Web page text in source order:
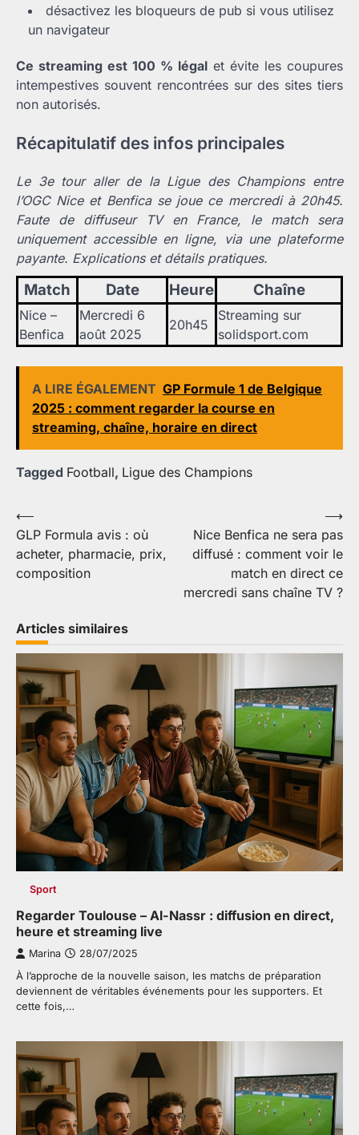
désactivez les bloqueurs de pub si vous utilisez
un navigateur
Ce streaming est 100 % légal et évite les coupures
intempestives souvent rencontrées sur des sites tiers
non autorisés.
Récapitulatif des infos principales
Le 3e tour aller de la Ligue des Champions entre
l’OGC Nice et Benfica se joue ce mercredi à 20h45.
Faute de diffuseur TV en France, le match sera
uniquement accessible en ligne, via une plateforme
payante. Explications et détails pratiques.
Match Date Heure Chaîne
Nice –
Benfica
Mercredi 6
août 2025
20h45
Streaming sur
solidsport.com
A LIRE ÉGALEMENT GP Formule 1 de Belgique
2025 : comment regarder la course en
streaming, chaîne, horaire en direct
Tagged Football, Ligue des Champions
Navigation
de
l’article
⟵
GLP Formula avis : où
acheter, pharmacie, prix,
composition
Nice Benfica ne sera pas
diffusé : comment voir le
match en direct ce
mercredi sans chaîne TV ?
⟶
Articles similaires
Sport
Regarder Toulouse – Al-Nassr : diffusion en direct,
heure et streaming live
Marina 28/07/2025
À l’approche de la nouvelle saison, les matchs de préparation
deviennent de véritables événements pour les supporters. Et
cette fois,…